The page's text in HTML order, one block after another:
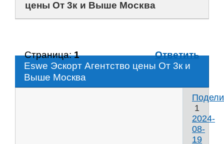
цены От 3к и Выше Москва
Eswe Эскорт Агентство цены От 3к и
Выше Москва
Страница:1 Ответить
1
2024-
08-
19